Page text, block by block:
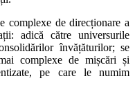
complexe de direcționare a
adică către universurile
învățăturilor; se
complexe de mișcări și
pe care le numim